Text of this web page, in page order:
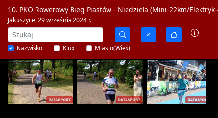
10. PKO Rowerowy Bieg Piastów - Niedziela (Mini-22km/
Jakuszyce, 29 września 2024 r.
Nazwisko Klub Miasto(Wieś)